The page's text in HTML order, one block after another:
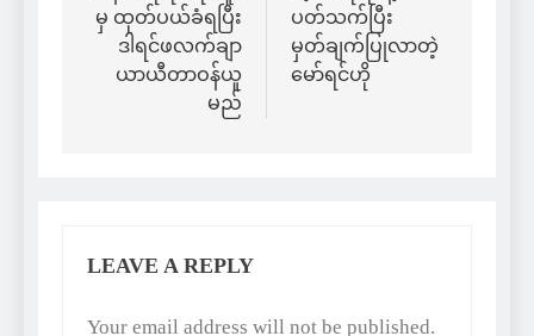
မှ ထုတ်ပယ်ခံရပြီး
ဒါရင်ဖလက်ချာ
ယာယီတာဝန်ယူ
မည်
ပတ်သက်ပြီး
မှတ်ချက်ပြုလာတဲ့
မော်ရင်ဟို
LEAVE A REPLY
Your email address will not be published.
Alternative: